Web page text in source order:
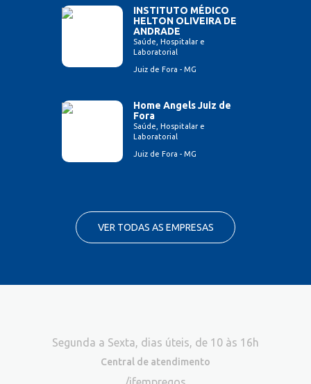
INSTITUTO MÉDICO
HELTON OLIVEIRA DE
ANDRADE
Saúde, Hospitalar e
Laboratorial
Juiz de Fora - MG
Home Angels Juiz de
Fora
Saúde, Hospitalar e
Laboratorial
Juiz de Fora - MG
VER TODAS AS EMPRESAS
Segunda a Sexta, dias úteis, de 10 às 16h
Central de atendimento